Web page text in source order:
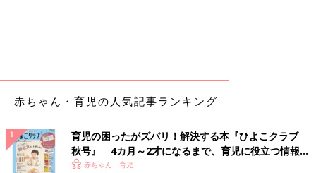
赤ちゃん・育児の人気記事ランキング
育児の困ったがズバリ！解決する本『ひよこクラブ
秋号』 4カ月～2才になるまで、育児に役立つ情報が
いっぱい！
赤ちゃん・育児